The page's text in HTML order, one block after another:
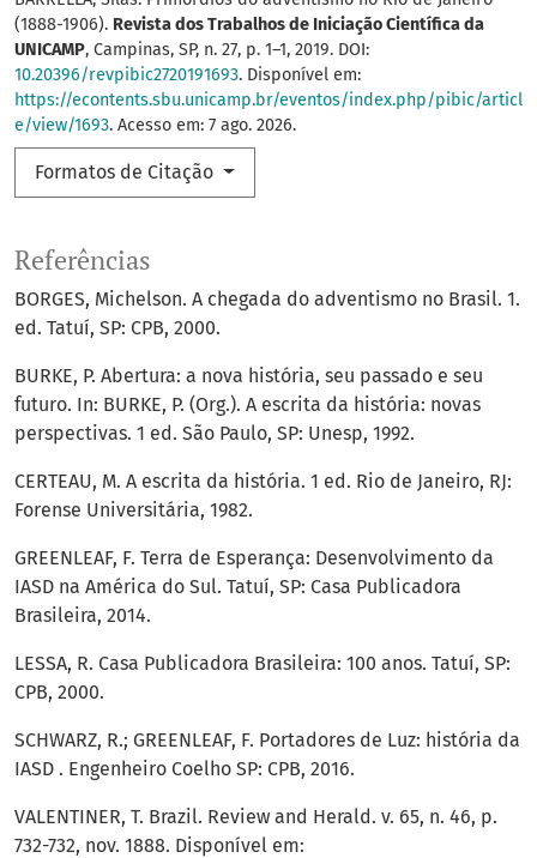
(1888-1906). Revista dos Trabalhos de Iniciação Científica da
UNICAMP, Campinas, SP, n. 27, p. 1–1, 2019. DOI:
10.20396/revpibic2720191693. Disponível em:
https://econtents.sbu.unicamp.br/eventos/index.php/pibic/articl
e/view/1693. Acesso em: 7 ago. 2026.
Formatos de Citação
Referências
BORGES, Michelson. A chegada do adventismo no Brasil. 1.
ed. Tatuí, SP: CPB, 2000.
BURKE, P. Abertura: a nova história, seu passado e seu
futuro. In: BURKE, P. (Org.). A escrita da história: novas
perspectivas. 1 ed. São Paulo, SP: Unesp, 1992.
CERTEAU, M. A escrita da história. 1 ed. Rio de Janeiro, RJ:
Forense Universitária, 1982.
GREENLEAF, F. Terra de Esperança: Desenvolvimento da
IASD na América do Sul. Tatuí, SP: Casa Publicadora
Brasileira, 2014.
LESSA, R. Casa Publicadora Brasileira: 100 anos. Tatuí, SP:
CPB, 2000.
SCHWARZ, R.; GREENLEAF, F. Portadores de Luz: história da
IASD . Engenheiro Coelho SP: CPB, 2016.
VALENTINER, T. Brazil. Review and Herald. v. 65, n. 46, p.
732-732, nov. 1888. Disponível em: